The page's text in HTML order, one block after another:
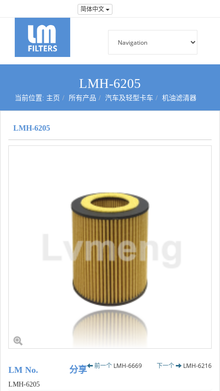
简体中文
LMH-6205
当前位置: 主页 所有产品 汽车及轻型卡车 机油滤清器
LMH-6205
LM No.
LMH-6205
分享 前一个 LMH-6669 下一个 LMH-6216